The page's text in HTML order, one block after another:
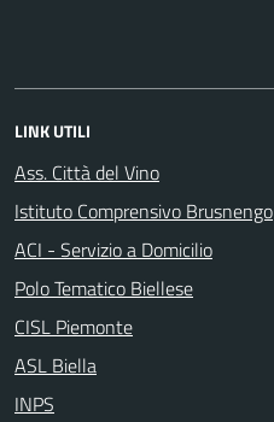
LINK UTILI
Ass. Città del Vino
Istituto Comprensivo Brusnengo
ACI - Servizio a Domicilio
Polo Tematico Biellese
CISL Piemonte
ASL Biella
INPS